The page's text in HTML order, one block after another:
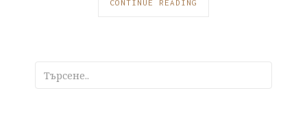
CONTINUE READING